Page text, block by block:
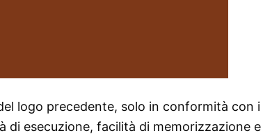
logo precedente, solo in conformità con i
di esecuzione, facilità di memorizzazione e